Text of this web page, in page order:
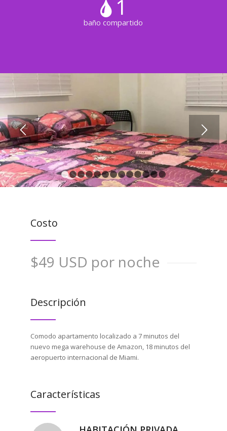
1
baño compartido
1 2 3 4 5 6 7 8 9 10111213
Costo
$49 USD por noche
Descripción
Comodo apartamento localizado a 7 minutos del
nuevo mega warehouse de Amazon, 18 minutos del
aeropuerto internacional de Miami.
Características